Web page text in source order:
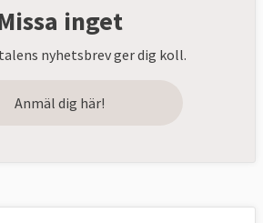
inget
nyhetsbrev ger dig koll.
Anmäl dig här!